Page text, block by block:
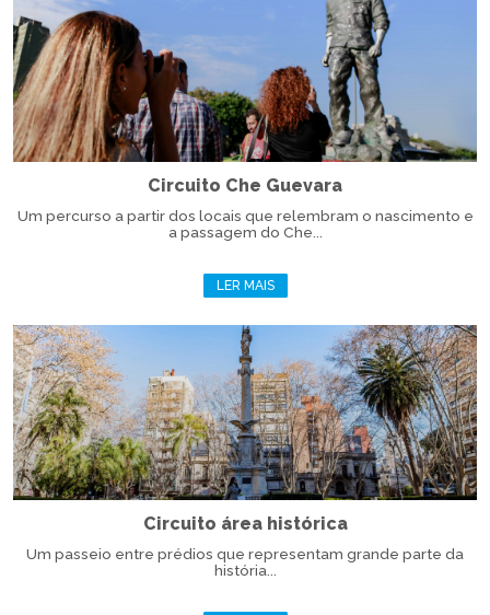
Circuito Che Guevara
Um percurso a partir dos locais que relembram o nascimento e
a passagem do Che...
LER MAIS
Circuito área histórica
Um passeio entre prédios que representam grande parte da
história...